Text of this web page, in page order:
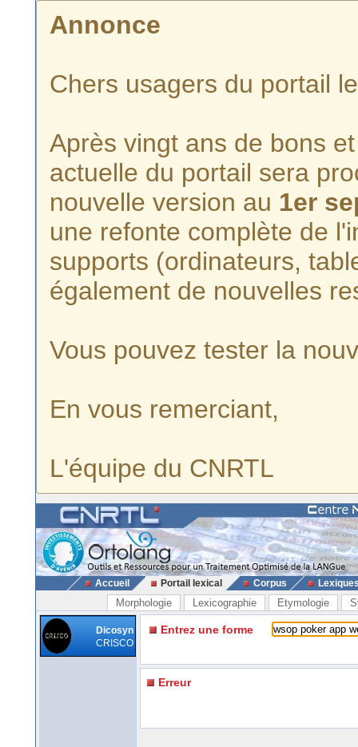
Annonce
Chers usagers du portail
Après vingt ans de bons
actuelle du portail sera
nouvelle version au 1er
une refonte complète de
supports (ordinateurs,
également de nouvelles
Vous pouvez tester la
En vous remerciant,
L'équipe du CNRTL
Accueil Portail lexical Corpus
Morphologie Lexicographie Etymologie
Dicosyn
CRISCO
Entrez une forme
Erreur